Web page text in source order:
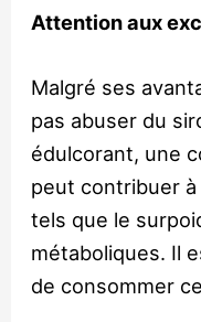
Attention aux
Malgré ses
pas abuser du
édulcorant, une
peut contribuer
tels que le
métaboliques. Il
de consommer